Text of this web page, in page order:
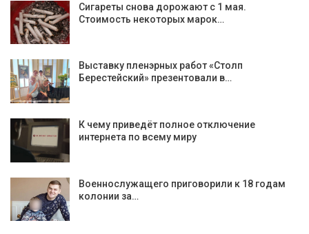
Сигареты снова дорожают с 1 мая.
Стоимость некоторых марок…
Выставку пленэрных работ «Столп
Берестейский» презентовали в…
К чему приведёт полное отключение
интернета по всему миру
Военнослужащего приговорили к 18 годам
колонии за…